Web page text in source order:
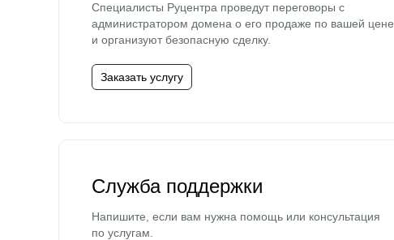
Специалисты Руцентра проведут переговоры с
администратором домена о его продаже по вашей цене
и организуют безопасную сделку.
Заказать услугу
Служба поддержки
Напишите, если вам нужна помощь или консультация
по услугам.